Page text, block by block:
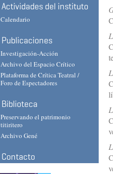
Actividades del instituto
Calendario
Publicaciones
Investigación-Acción
Archivo del Espacio Crítico
Plataforma de Crítica Teatral /
Foro de Espectadores
Biblioteca
Preservando el patrimonio
titiritero
Archivo Gené
Contacto